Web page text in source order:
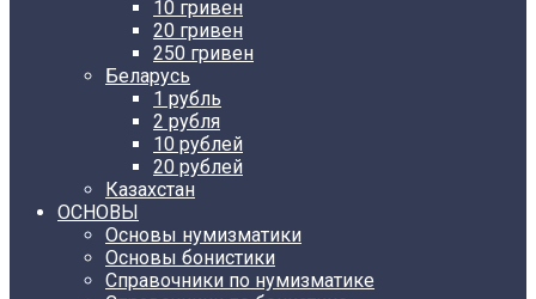
10 гривен
20 гривен
250 гривен
Беларусь
1 рубль
2 рубля
10 рублей
20 рублей
Казахстан
ОСНОВЫ
Основы нумизматики
Основы бонистики
Справочники по нумизматике